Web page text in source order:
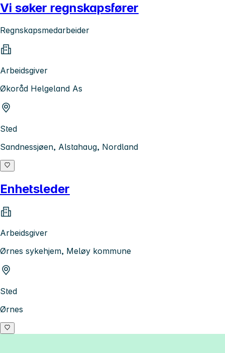
Vi søker regnskapsfører
Regnskapsmedarbeider
Arbeidsgiver
Økoråd Helgeland As
Sted
Sandnessjøen, Alstahaug, Nordland
Enhetsleder
Arbeidsgiver
Ørnes sykehjem, Meløy kommune
Sted
Ørnes